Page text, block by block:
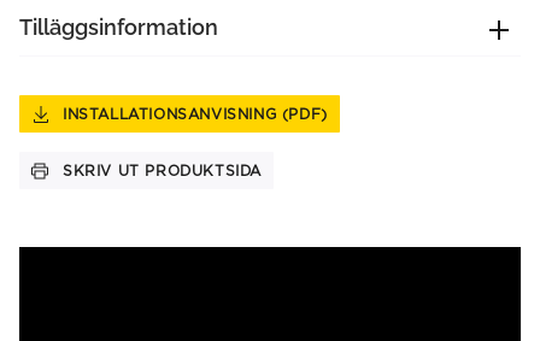
Tilläggsinformation
INSTALLATIONSANVISNING (PDF)
SKRIV UT PRODUKTSIDA